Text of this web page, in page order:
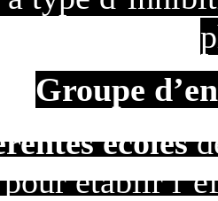
Groupe
écoles
établir